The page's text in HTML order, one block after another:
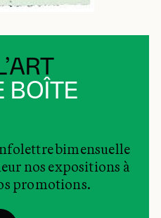
BOÎTE
bimensuelle
nos expositions à
promotions.